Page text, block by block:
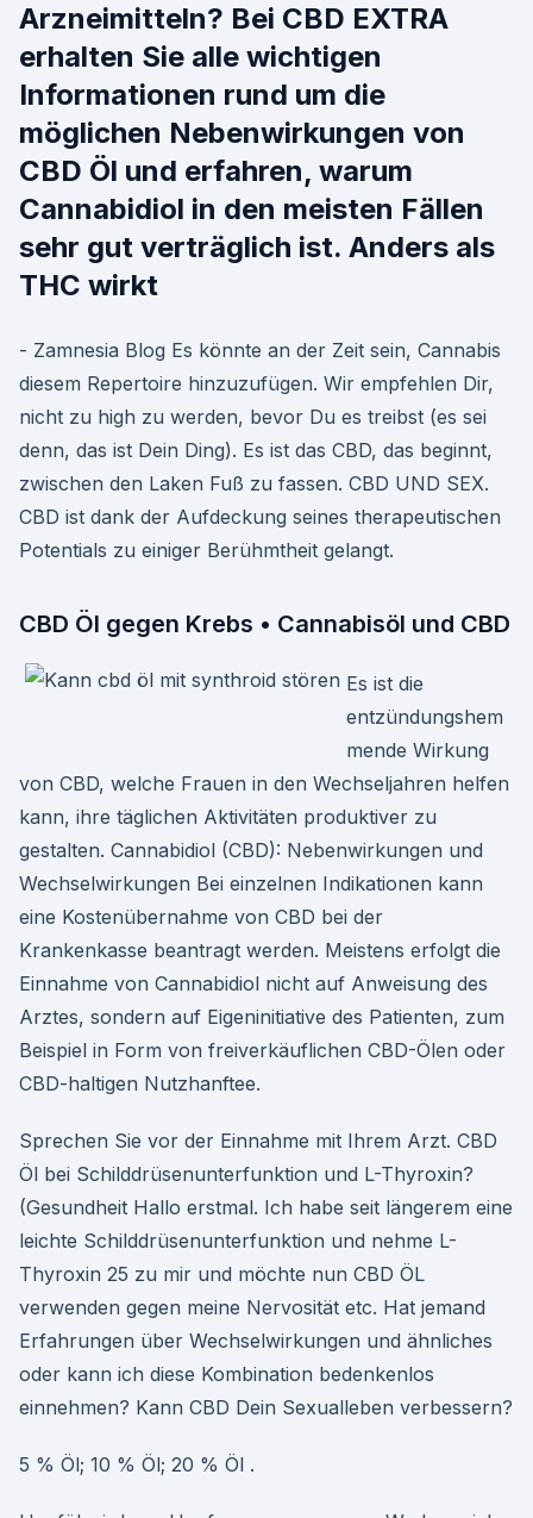
Arzneimitteln? Bei CBD EXTRA
erhalten Sie alle wichtigen
Informationen rund um die
möglichen Nebenwirkungen von
CBD Öl und erfahren, warum
Cannabidiol in den meisten Fällen
sehr gut verträglich ist. Anders als
THC wirkt
- Zamnesia Blog Es könnte an der Zeit sein, Cannabis
diesem Repertoire hinzuzufügen. Wir empfehlen Dir,
nicht zu high zu werden, bevor Du es treibst (es sei
denn, das ist Dein Ding). Es ist das CBD, das beginnt,
zwischen den Laken Fuß zu fassen. CBD UND SEX.
CBD ist dank der Aufdeckung seines therapeutischen
Potentials zu einiger Berühmtheit gelangt.
CBD Öl gegen Krebs • Cannabisöl und CBD
Es ist die
entzündungshem
mende Wirkung
von CBD, welche Frauen in den Wechseljahren helfen
kann, ihre täglichen Aktivitäten produktiver zu
gestalten. Cannabidiol (CBD): Nebenwirkungen und
Wechselwirkungen Bei einzelnen Indikationen kann
eine Kostenübernahme von CBD bei der
Krankenkasse beantragt werden. Meistens erfolgt die
Einnahme von Cannabidiol nicht auf Anweisung des
Arztes, sondern auf Eigeninitiative des Patienten, zum
Beispiel in Form von freiverkäuflichen CBD-Ölen oder
CBD-haltigen Nutzhanftee.
Sprechen Sie vor der Einnahme mit Ihrem Arzt. CBD
Öl bei Schilddrüsenunterfunktion und L-Thyroxin?
(Gesundheit Hallo erstmal. Ich habe seit längerem eine
leichte Schilddrüsenunterfunktion und nehme L-
Thyroxin 25 zu mir und möchte nun CBD ÖL
verwenden gegen meine Nervosität etc. Hat jemand
Erfahrungen über Wechselwirkungen und ähnliches
oder kann ich diese Kombination bedenkenlos
einnehmen? Kann CBD Dein Sexualleben verbessern?
5 % Öl; 10 % Öl; 20 % Öl .